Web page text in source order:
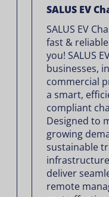
SALUS EV
SALUS EV
fast &
you! SALUS
businesses,
commercial
a smart,
compliant
Designed to
growing
sustainable
deliver
remote